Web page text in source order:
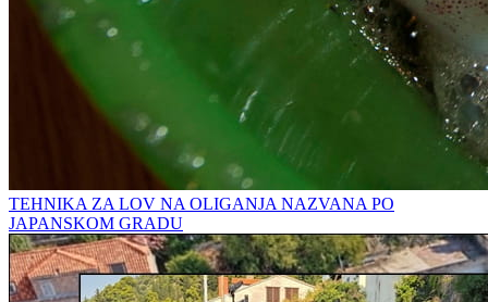
TEHNIKA ZA LOV NA OLIGANJA NAZVANA PO
JAPANSKOM GRADU